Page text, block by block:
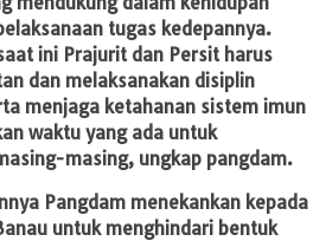
tugas kedepannya.
ini Prajurit dan Persit harus
dan melaksanakan disiplin
menjaga ketahanan sistem imun
waktu yang ada untuk
masing, ungkap pangdam.
Pangdam menekankan kepada
untuk menghindari bentuk